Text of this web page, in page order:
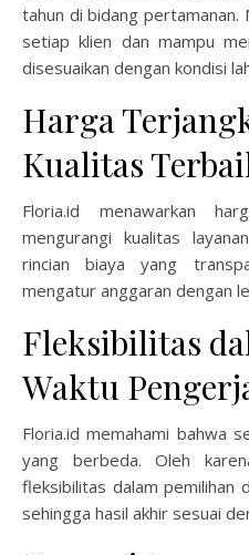
tahun di bidang pertamanan.
setiap klien dan mampu
disesuaikan dengan kondisi
Harga
Kualitas
Floria.id menawarkan
mengurangi kualitas
rincian biaya yang
mengatur anggaran dengan
Fleksibilitas
Waktu
Floria.id memahami bahwa
yang berbeda. Oleh
fleksibilitas dalam pemilihan
sehingga hasil akhir sesuai